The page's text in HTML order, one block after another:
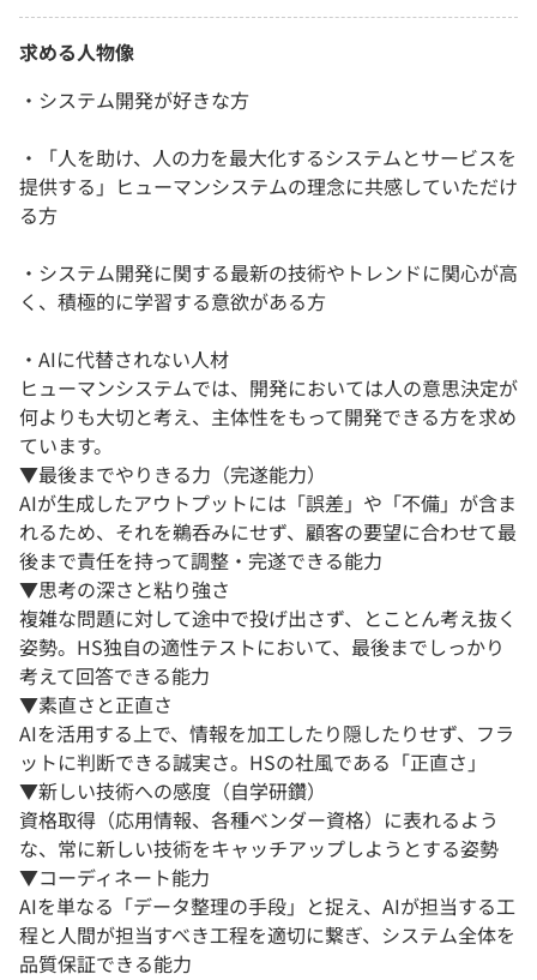
求める人物像
・システム開発が好きな方
・「人を助け、人の力を最大化するシステムとサービスを
提供する」ヒューマンシステムの理念に共感していただけ
る方
・システム開発に関する最新の技術やトレンドに関心が高
く、積極的に学習する意欲がある方
・AIに代替されない人材
ヒューマンシステムでは、開発においては人の意思決定が
何よりも大切と考え、主体性をもって開発できる方を求め
ています。
▼最後までやりきる力（完遂能力）
AIが生成したアウトプットには「誤差」や「不備」が含ま
れるため、それを鵜呑みにせず、顧客の要望に合わせて最
後まで責任を持って調整・完遂できる能力
▼思考の深さと粘り強さ
複雑な問題に対して途中で投げ出さず、とことん考え抜く
姿勢。HS独自の適性テストにおいて、最後までしっかり
考えて回答できる能力
▼素直さと正直さ
AIを活用する上で、情報を加工したり隠したりせず、フラ
ットに判断できる誠実さ。HSの社風である「正直さ」
▼新しい技術への感度（自学研鑽）
資格取得（応用情報、各種ベンダー資格）に表れるよう
な、常に新しい技術をキャッチアップしようとする姿勢
▼コーディネート能力
AIを単なる「データ整理の手段」と捉え、AIが担当する工
程と人間が担当すべき工程を適切に繋ぎ、システム全体を
品質保証できる能力